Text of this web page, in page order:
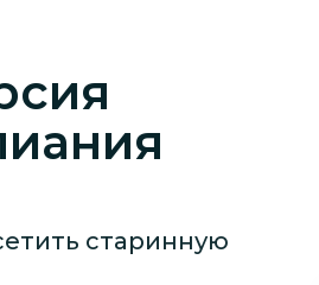
старинную